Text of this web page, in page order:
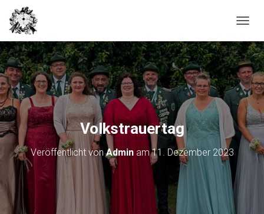
A
V
I
G
A
T
O
N
U
Volkstrauertag
Veröffentlicht vonAdminam11. Dezember 2023